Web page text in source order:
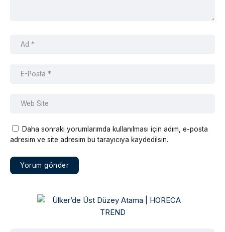
Daha sonraki yorumlarımda kullanılması için adım, e-posta
adresim ve site adresim bu tarayıcıya kaydedilsin.